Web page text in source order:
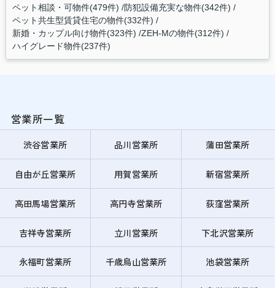
ペット相談・可物件(479件) 防犯設備充実な物件(342件)
ペット共生型賃貸住宅の物件(332件)
新婚・カップル向け物件(323件) ZEH-Mの物件(312件)
ハイグレード物件(237件)
営業所一覧
渋谷営業所 品川営業所 蒲田営業所
自由が丘営業所 用賀営業所 新宿営業所
高田馬場営業所 高円寺営業所 荻窪営業所
吉祥寺営業所 立川営業所 下北沢営業所
永福町営業所 千歳烏山営業所 池袋営業所